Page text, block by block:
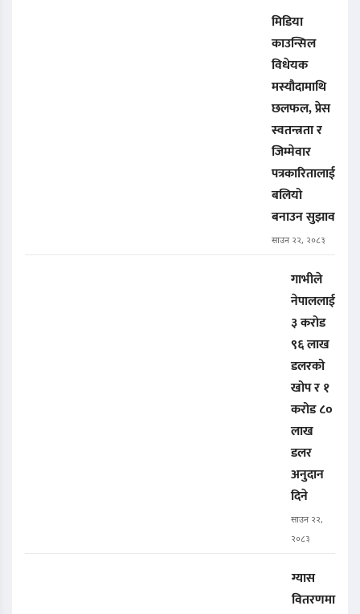
मिडिया
काउन्सिल
विधेयक
मस्यौदामाथि
छलफल, प्रेस
स्वतन्त्रता र
जिम्मेवार
पत्रकारितालाई
बलियो
बनाउन सुझाव
साउन २२, २०८३
गाभीले
नेपाललाई
३ करोड
९६ लाख
डलरको
खोप र १
करोड ८०
लाख
डलर
अनुदान
दिने
साउन २२,
२०८३
ग्यास
वितरणमा